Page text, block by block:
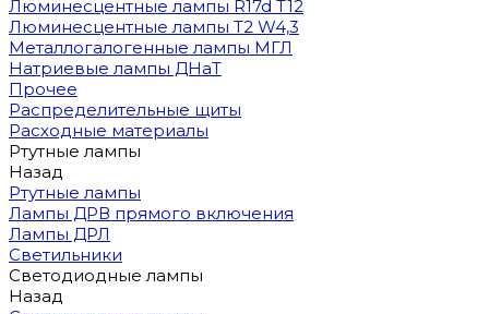
Люминесцентные лампы R17d T12
Люминесцентные лампы T2 W4,3
Металлогалогенные лампы МГЛ
Натриевые лампы ДНаТ
Прочее
Распределительные щиты
Расходные материалы
Ртутные лампы
Назад
Ртутные лампы
Лампы ДРВ прямого включения
Лампы ДРЛ
Светильники
Светодиодные лампы
Назад